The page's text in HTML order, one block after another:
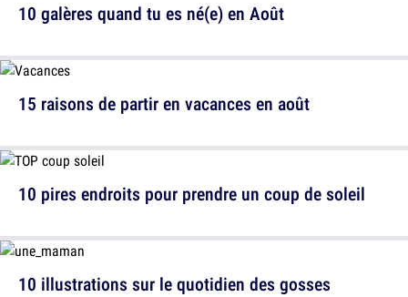
10 galères quand tu es né(e) en Août
10 pires endroits pour prendre un coup de soleil
15 raisons de partir en vacances en août
10 illustrations sur le quotidien des gosses